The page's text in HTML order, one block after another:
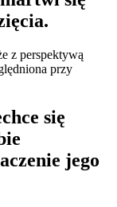
z perspektywą
przy
się
jego